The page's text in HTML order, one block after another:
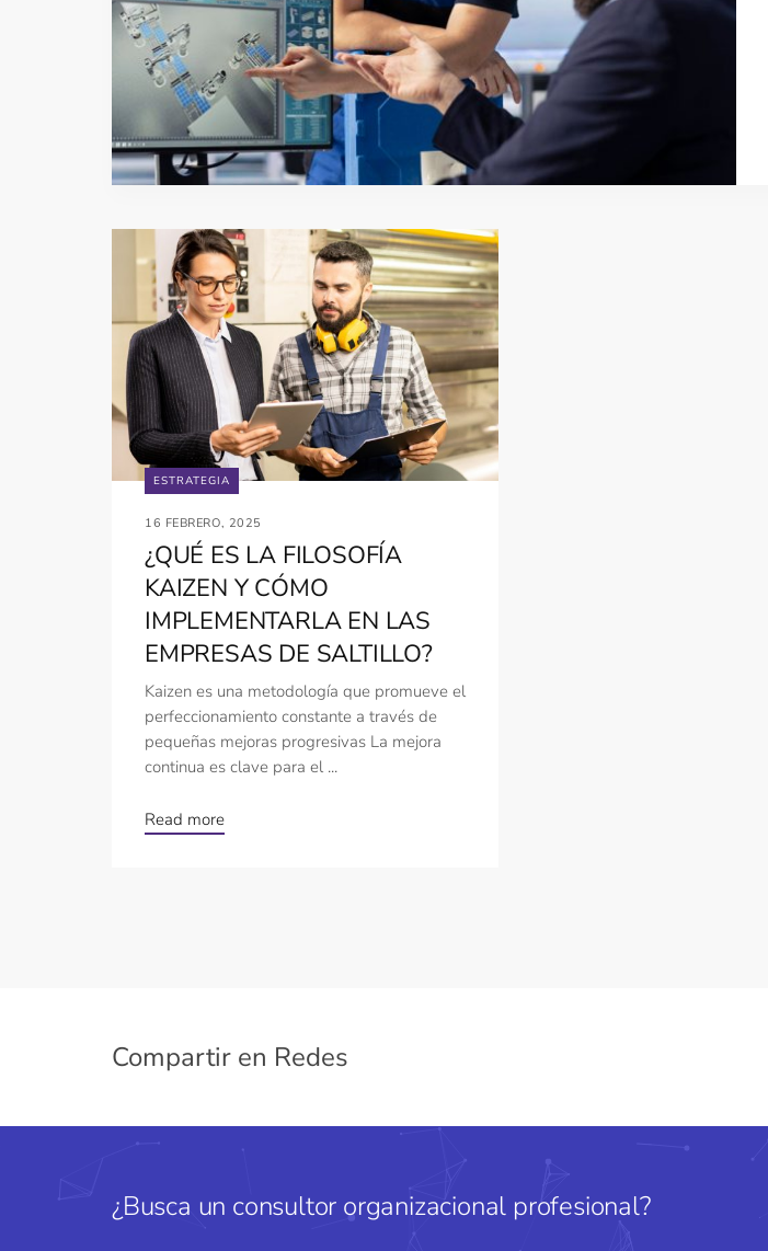
ESTRATEGIA
16 FEBRERO, 2025
¿QUÉ ES LA FILOSOFÍA
KAIZEN Y CÓMO
IMPLEMENTARLA EN LAS
EMPRESAS DE SALTILLO?
Kaizen es una metodología que promueve el
perfeccionamiento constante a través de
pequeñas mejoras progresivas La mejora
continua es clave para el ...
Read more
Compartir en Redes
¿Busca un consultor organizacional profesional?